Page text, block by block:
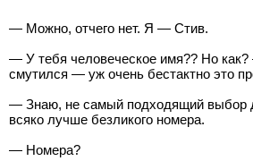
— Можно, отчего нет. Я — Стив.
— У тебя человеческое имя?? Но
смутился — уж очень бестактно это
— Знаю, не самый подходящий выбор
всяко лучше безликого номера.
— Номера?